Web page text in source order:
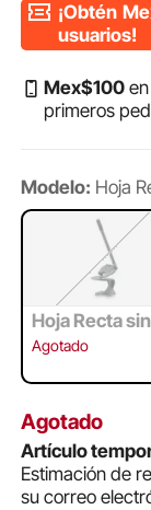
¡Obtén
usuarios!
Mex$100
primeros
Modelo: Hoja
Hoja Recta sin
rganta
Agotado
Agotado
Artículo
Estimación de
su correo